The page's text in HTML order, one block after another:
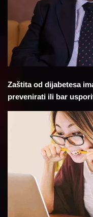
Zaštita od dijabetesa
prevenirati ili bar